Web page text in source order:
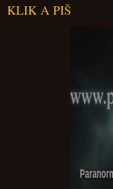
KLIK A PIŠ